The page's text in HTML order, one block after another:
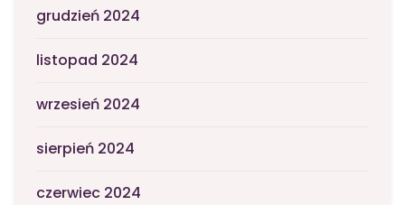
grudzień 2024
listopad 2024
wrzesień 2024
sierpień 2024
czerwiec 2024